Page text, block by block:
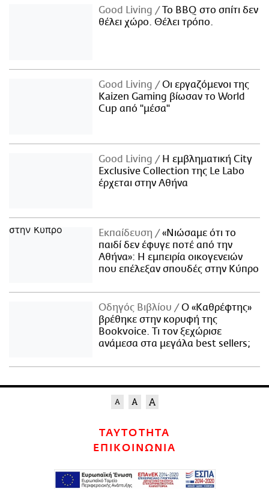
Good Living
Το BBQ στο σπίτι δεν
θέλει χώρο. Θέλει τρόπο.
Good Living
Οι εργαζόμενοι της
Kaizen Gaming βίωσαν το World
Cup από "μέσα"
Good Living
Η εμβληματική City
Exclusive Collection της Le Labo
έρχεται στην Αθήνα
Εκπαίδευση
«Νιώσαμε ότι το
παιδί δεν έφυγε ποτέ από την
Αθήνα»: Η εμπειρία οικογενειών
που επέλεξαν σπουδές στην Κύπρο
Οδηγός Βιβλίου
Ο «Καθρέφτης»
βρέθηκε στην κορυφή της
Bookvoice. Τι τον ξεχώρισε
ανάμεσα στα μεγάλα best sellers;
ΤΑΥΤΟΤΗΤΑ
ΕΠΙΚΟΙΝΩΝΙΑ